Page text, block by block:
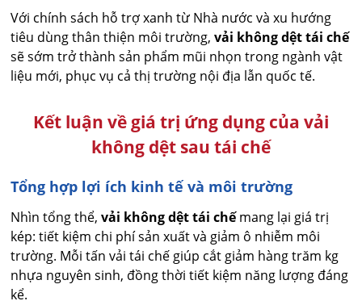
Với chính sách hỗ trợ xanh từ Nhà nước và xu hướng
tiêu dùng thân thiện môi trường,vải không dệt tái chế
sẽ sớm trở thành sản phẩm mũi nhọn trong ngành vật
liệu mới, phục vụ cả thị trường nội địa lẫn quốc tế.
Kết luận về giá trị ứng dụng của vải
không dệt sau tái chế
Tổng hợp lợi ích kinh tế và môi trường
Nhìn tổng thể,vải không dệt tái chếmang lại giá trị
kép: tiết kiệm chi phí sản xuất và giảm ô nhiễm môi
trường. Mỗi tấn vải tái chế giúp cắt giảm hàng trăm kg
nhựa nguyên sinh, đồng thời tiết kiệm năng lượng đáng
kể.